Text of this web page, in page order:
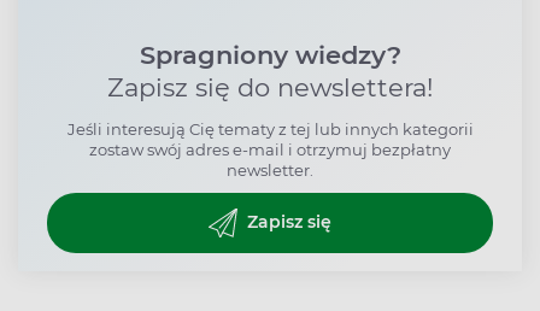
Spragniony wiedzy?
Zapisz się do newslettera!
Jeśli interesują Cię tematy z tej lub innych kategorii
zostaw swój adres e-mail i otrzymuj bezpłatny
newsletter.
Zapisz się